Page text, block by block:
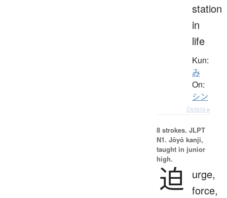
station
in
life
Kun:
み
On:
シン
Details ▸
8 strokes. JLPT
N1. Jōyō kanji,
taught in junior
high.
迫
urge,
force,